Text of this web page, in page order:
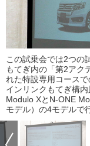
この試乗会では2つの
もてぎ内の「第2アク
れた特設専用コース
インリンクもてぎ構
Modulo XとN-ONE
モデル）の4モデルで